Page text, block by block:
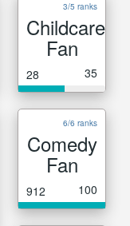
3/5 ranks
Childcare
Fan
28 35
6/6 ranks
Comedy
Fan
912 100